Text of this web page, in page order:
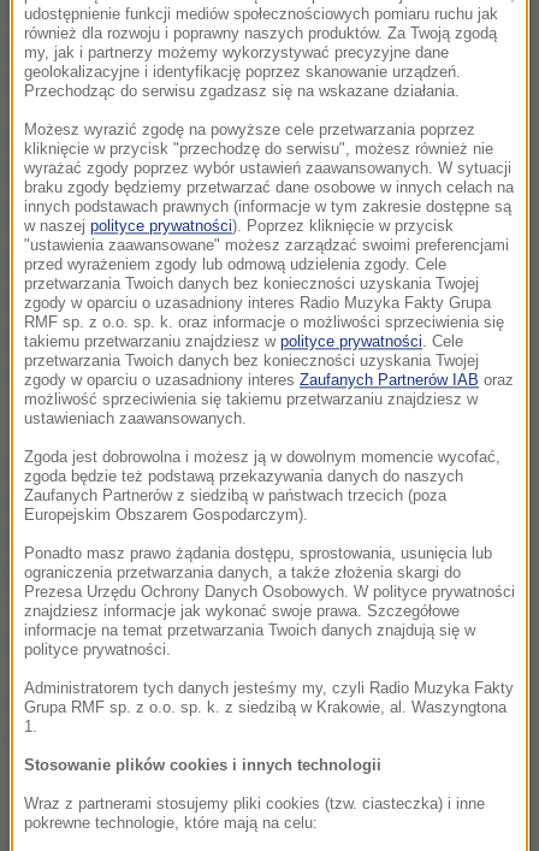
trafiło ponad 200 przedmiotów: rekwizyty filmowe,
pamiątki sportowe, obrazy, kobieca biżuteria, broń,
motocykle, samochody, a nawet gitara.
Aukcja odbędzie się dziś nie przez przypadek. 7
kwietnia aktor obchodzi urodziny. To także rocznica
jego ślubu.
Russell Crowe rozstał się z żoną Danielle Spencer -
na jej życzenie - w 2012 roku po 9 latach
małżeństwa. Teraz po pięciu latach ich rozwód
został oficjalnie sfinalizowany.
Jak pisze "Sunday Telegraph", konto Danielle
Spencer po rozwodzie wzrośnie o 20 milionów
dolarów. Dodatkowo zachowa ona wartą 11 milionów
bowiem, by ich synowie: 14-letni Charles i 10-letni
Tennyson musieli rozstawiać się z domem, w
których się wychowali.
Kochałem Danielle Spencer od 1989 roku. I to nigdy
się nie zmieni
Times".
udostępnienie funkcji mediów społecznościowych pomiaru ruchu jak
również dla rozwoju i poprawny naszych produktów. Za Twoją zgodą
my, jak i partnerzy możemy wykorzystywać precyzyjne dane
geolokalizacyjne i identyfikację poprzez skanowanie urządzeń.
Przechodząc do serwisu zgadzasz się na wskazane działania.
Możesz wyrazić zgodę na powyższe cele przetwarzania poprzez
kliknięcie w przycisk "przechodzę do serwisu", możesz również nie
wyrażać zgody poprzez wybór ustawień zaawansowanych. W sytuacji
braku zgody będziemy przetwarzać dane osobowe w innych celach na
innych podstawach prawnych (informacje w tym zakresie dostępne są
w naszej polityce prywatności). Poprzez kliknięcie w przycisk
"ustawienia zaawansowane" możesz zarządzać swoimi preferencjami
przed wyrażeniem zgody lub odmową udzielenia zgody. Cele
przetwarzania Twoich danych bez konieczności uzyskania Twojej
zgody w oparciu o uzasadniony interes Radio Muzyka Fakty Grupa
RMF sp. z o.o. sp. k. oraz informacje o możliwości sprzeciwienia się
takiemu przetwarzaniu znajdziesz w polityce prywatności. Cele
przetwarzania Twoich danych bez konieczności uzyskania Twojej
zgody w oparciu o uzasadniony interes Zaufanych Partnerów IAB oraz
możliwość sprzeciwienia się takiemu przetwarzaniu znajdziesz w
ustawieniach zaawansowanych.
Zgoda jest dobrowolna i możesz ją w dowolnym momencie wycofać,
zgoda będzie też podstawą przekazywania danych do naszych
Zaufanych Partnerów z siedzibą w państwach trzecich (poza
Europejskim Obszarem Gospodarczym).
Ponadto masz prawo żądania dostępu, sprostowania, usunięcia lub
ograniczenia przetwarzania danych, a także złożenia skargi do
Prezesa Urzędu Ochrony Danych Osobowych. W polityce prywatności
znajdziesz informacje jak wykonać swoje prawa. Szczegółowe
informacje na temat przetwarzania Twoich danych znajdują się w
polityce prywatności.
Administratorem tych danych jesteśmy my, czyli Radio Muzyka Fakty
Grupa RMF sp. z o.o. sp. k. z siedzibą w Krakowie, al. Waszyngtona
1.
Stosowanie plików cookies i innych technologii
Wraz z partnerami stosujemy pliki cookies (tzw. ciasteczka) i inne
pokrewne technologie, które mają na celu: